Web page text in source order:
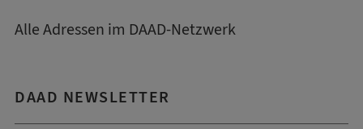
Alle Adressen im DAAD-Netzwerk
DAAD NEWSLETTER